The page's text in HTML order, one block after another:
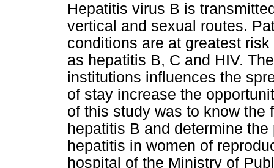
Hepatitis virus B is
vertical and sexual routes.
conditions are at greatest
as hepatitis B, C and HIV.
institutions influences the
of stay increase the
of this study was to know the
hepatitis B and determine
hepatitis in women of
hospital of the Ministry of